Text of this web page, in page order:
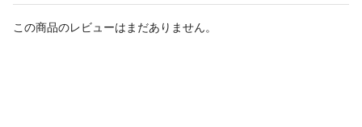
この商品のレビューはまだありません。